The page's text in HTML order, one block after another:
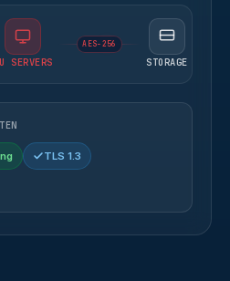
SERVERS
AES-256
STORAGE
TLS 1.3